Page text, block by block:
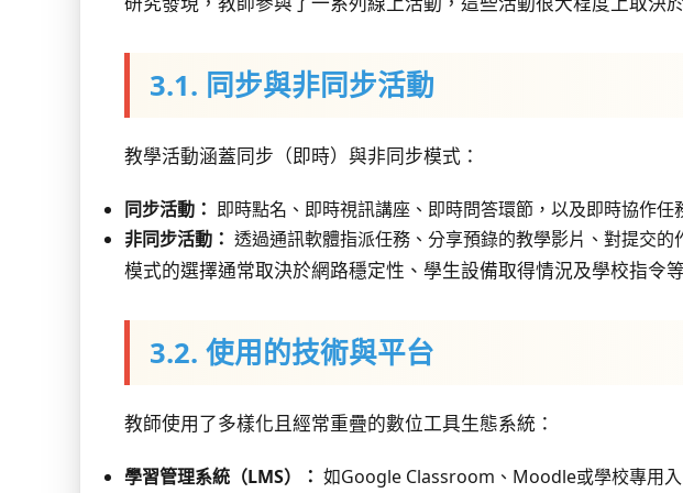
3.1. 同步與非同步活動
教學活動涵蓋同步（即時）與非同步模式：
同步活動： 即時點名、即時視訊講座、即時問答環節，以及即時協作任
非同步活動： 透過通訊軟體指派任務、分享預錄的教學影片、對提交
模式的選擇通常取決於網路穩定性、學生設備取得情況及學校指令
3.2. 使用的技術與平台
教師使用了多樣化且經常重疊的數位工具生態系統：
學習管理系統（LMS）： 如Google Classroom、Moodle或學校專用入